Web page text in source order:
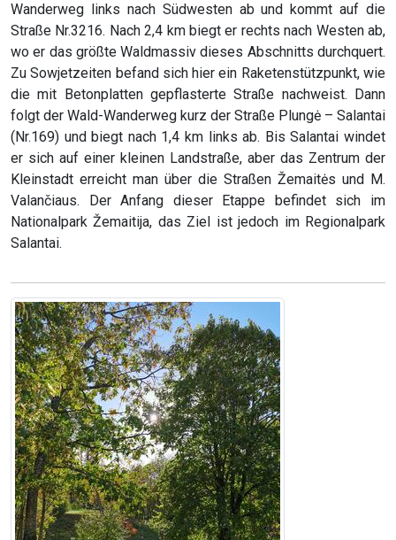
Wanderweg links nach Südwesten ab und kommt auf die
Straße Nr.3216. Nach 2,4 km biegt er rechts nach Westen ab,
wo er das größte Waldmassiv dieses Abschnitts durchquert.
Zu Sowjetzeiten befand sich hier ein Raketenstützpunkt, wie
die mit Betonplatten gepflasterte Straße nachweist. Dann
folgt der Wald-Wanderweg kurz der Straße Plungė – Salantai
(Nr.169) und biegt nach 1,4 km links ab. Bis Salantai windet
er sich auf einer kleinen Landstraße, aber das Zentrum der
Kleinstadt erreicht man über die Straßen Žemaitės und M.
Valančiaus. Der Anfang dieser Etappe befindet sich im
Nationalpark Žemaitija, das Ziel ist jedoch im Regionalpark
Salantai.